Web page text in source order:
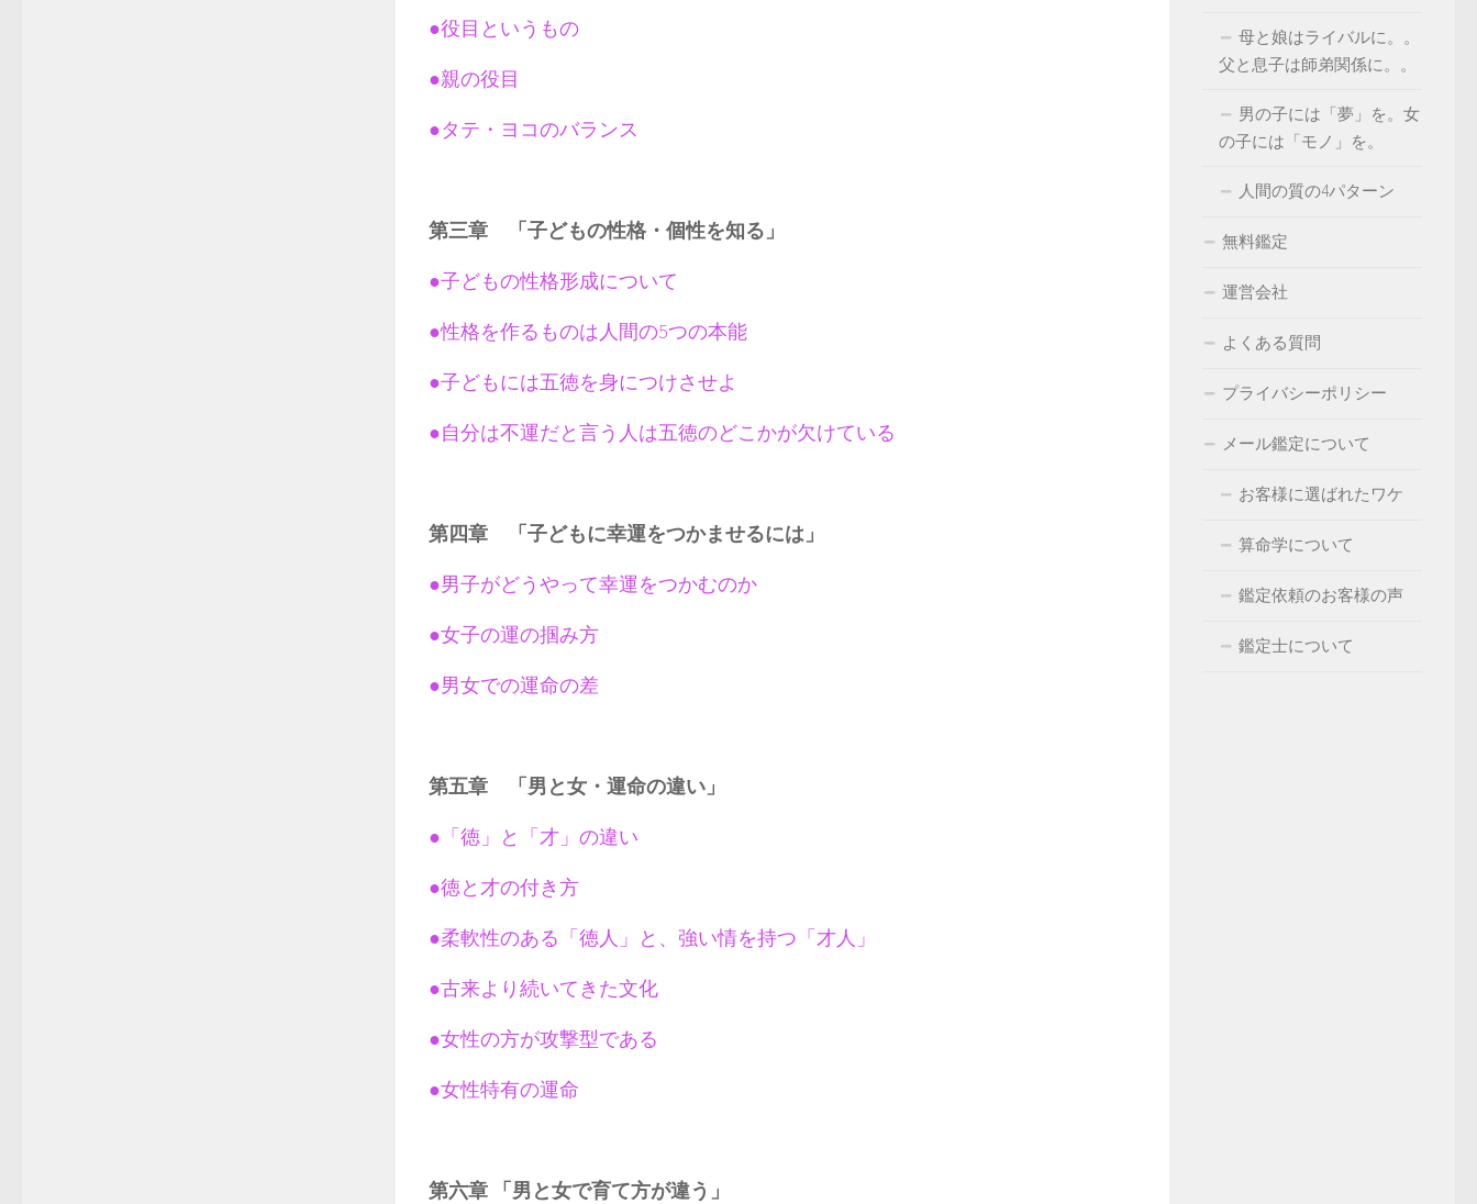
●役目というもの
●親の役目
●タテ・ヨコのバランス
第三章 「子どもの性格・個性を知る」
●子どもの性格形成について
●性格を作るものは人間の5つの本能
●子どもには五徳を身につけさせよ
●自分は不運だと言う人は五徳のどこかが欠けている
第四章 「子どもに幸運をつかませるには」
●男子がどうやって幸運をつかむのか
●女子の運の掴み方
●男女での運命の差
第五章 「男と女・運命の違い」
●「徳」と「才」の違い
●徳と才の付き方
●柔軟性のある「徳人」と、強い情を持つ「才人」
●古来より続いてきた文化
●女性の方が攻撃型である
●女性特有の運命
第六章 「男と女で育て方が違う」
母と娘はライバルに。。
父と息子は師弟関係に。。
男の子には「夢」を。女
の子には「モノ」を。
人間の質の4パターン
無料鑑定
運営会社
よくある質問
プライバシーポリシー
メール鑑定について
お客様に選ばれたワケ
算命学について
鑑定依頼のお客様の声
鑑定士について